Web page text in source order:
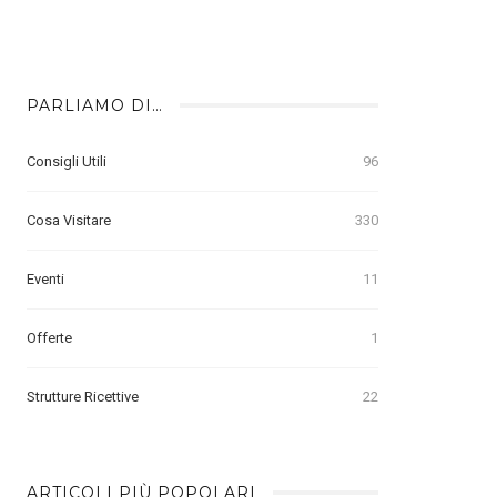
PARLIAMO DI…
Consigli Utili 96
Cosa Visitare 330
Eventi 11
Offerte 1
Strutture Ricettive 22
ARTICOLI PIÙ POPOLARI